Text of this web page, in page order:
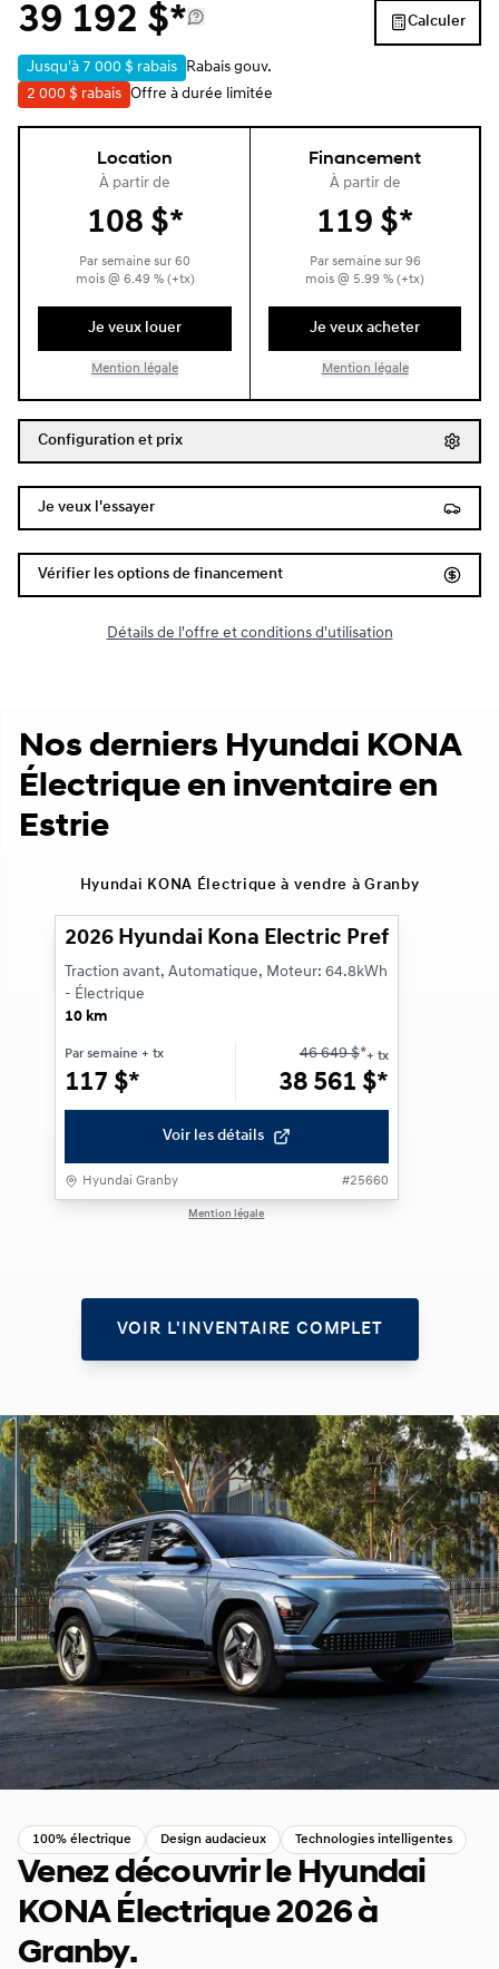
39 192 $* Calculer
Jusqu'à 7 000 $ rabais Rabais gouv.
2 000 $ rabais Offre à durée limitée
Location
À partir de
108 $*
Par semaine sur 60
mois@ 6.49 % (+tx)
Je veux louer
Mention légale
Financement
À partir de
119 $*
Par semaine sur 96
mois @ 5.99 % (+tx)
Je veux acheter
Mention légale
Configuration et prix
Je veux l'essayer
Vérifier les options de financement
Détails de l'offre et conditions d'utilisation
Nos derniers Hyundai KONA
Électrique en inventaire en
Estrie
Hyundai KONA Électrique à vendre à Granby
1/3
2026 Hyundai Kona Electric Preferred
Traction avant, Automatique, Moteur: 64.8kWh
- Électrique
10 km
Par semaine + tx
117 $*
46 649$*+ tx
38 561 $*
Voir les détails
Hyundai Granby #25660
Mention légale
VOIR L'INVENTAIRE COMPLET
100% électrique Design audacieux Technologies intelligentes
Venez découvrir le Hyundai
KONA Électrique 2026 à
Granby.